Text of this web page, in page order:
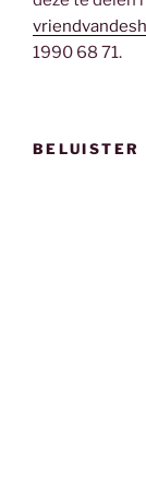
1990 68 71.
BELUISTER